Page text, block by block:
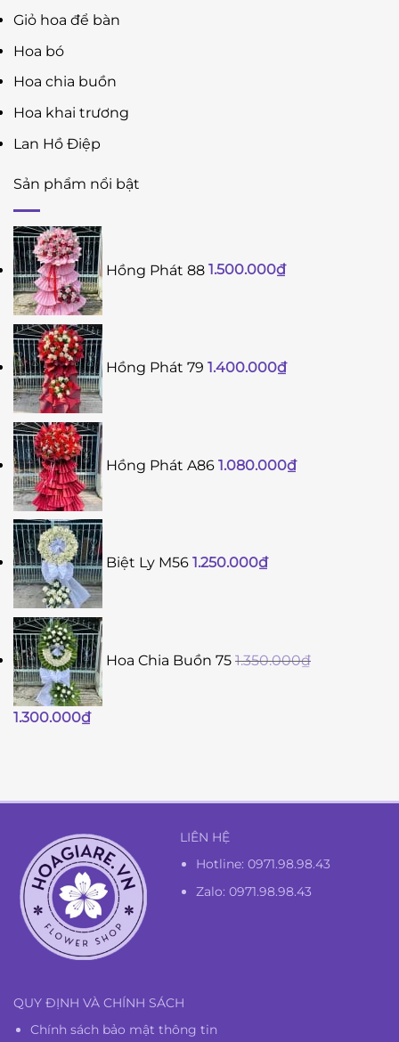
Giỏ hoa để bàn
Hoa bó
Hoa chia buồn
Hoa khai trương
Lan Hồ Điệp
Sản phẩm nổi bật
Hồng Phát 88 1.500.000₫
Hồng Phát 79 1.400.000₫
Hồng Phát A86 1.080.000₫
Biệt Ly M56 1.250.000₫
Hoa Chia Buồn 75 1.350.000₫
Giá
1.300.000₫Giá
1.300.000₫.
LIÊN HỆ
Hotline:0971.98.98.43
Zalo: 0971.98.98.43
QUY ĐỊNH VÀ CHÍNH SÁCH
Chính sách bảo mật thông tin